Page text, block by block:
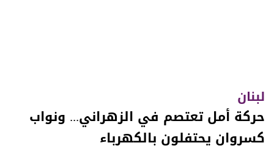
لبنان
حركة أمل تعتصم في الزهراني... ونواب
كسروان يحتفلون بالكهرباء